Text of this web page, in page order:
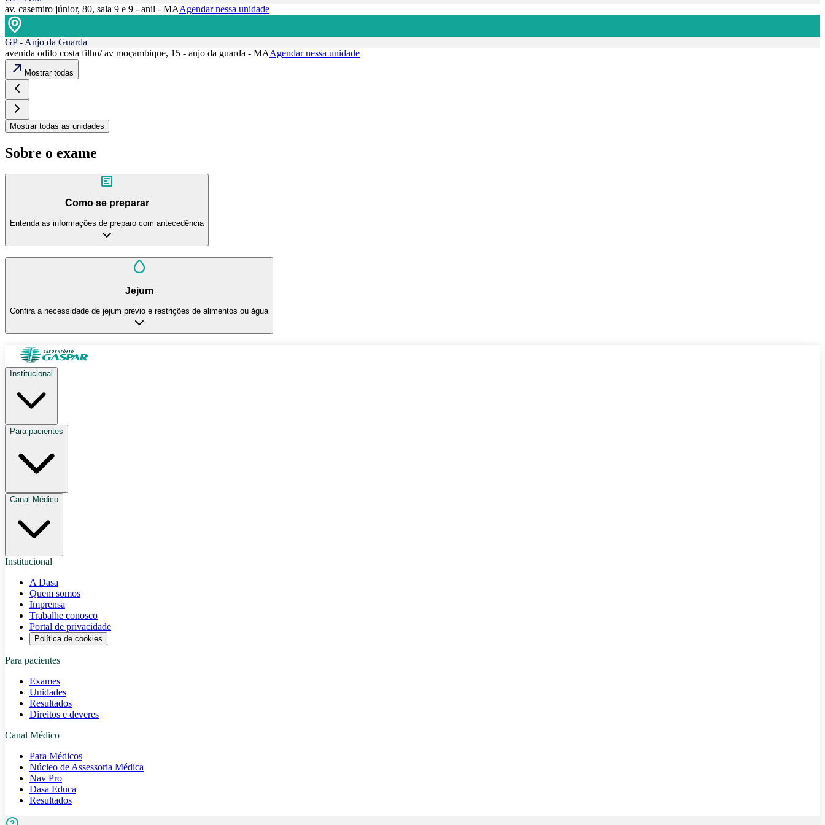
av. casemiro júnior, 80, sala 9 e 9 - anil - MAAgendar nessa unidade
GP - Anjo da Guarda
avenida odilo costa filho/ av moçambique, 15 - anjo da guarda - MAAgendar nessa unidade
Mostrar todas
Mostrar todas as unidades
Sobre o exame
Como se preparar
Entenda as informações de preparo com antecedência
Jejum
Confira a necessidade de jejum prévio e restrições de alimentos ou água
Institucional
Para pacientes
Canal Médico
Institucional
A Dasa
Quem somos
Imprensa
Trabalhe conosco
Portal de privacidade
Política de cookies
Para pacientes
Exames
Unidades
Resultados
Direitos e deveres
Canal Médico
Para Médicos
Núcleo de Assessoria Médica
Nav Pro
Dasa Educa
Resultados